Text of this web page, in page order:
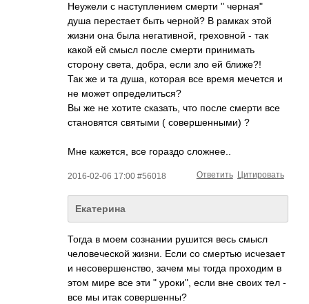
Неужели с наступлением смерти " черная"
душа перестает быть черной? В рамках этой
жизни она была негативной, греховной - так
какой ей смысл после смерти принимать
сторону света, добра, если зло ей ближе?!
Так же и та душа, которая все время мечется и
не может определиться?
Вы же не хотите сказать, что после смерти все
становятся святыми ( совершенными) ?
Мне кажется, все гораздо сложнее..
2016-02-06 17:00 #56018 Цитировать
Ответить
Екатерина
Тогда в моем сознании рушится весь смысл
человеческой жизни. Если со смертью исчезает
и несовершенство, зачем мы тогда проходим в
этом мире все эти " уроки", если вне своих тел -
все мы итак совершенны?